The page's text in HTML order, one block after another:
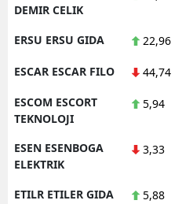
DEMIR CELIK
ERSU ERSU GIDA 22,96
ESCAR ESCAR FILO 44,74
ESCOM ESCORT
TEKNOLOJI
5,94
ESEN ESENBOGA
ELEKTRIK
3,33
ETILR ETILER GIDA 5,88